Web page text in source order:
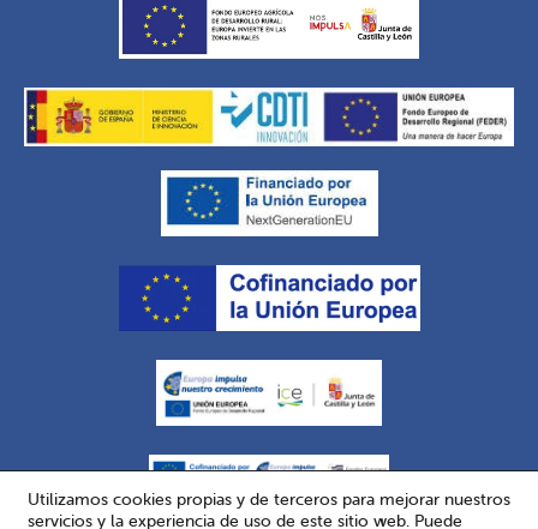
Utilizamos cookies propias y de terceros para mejorar nuestros
servicios y la experiencia de uso de este sitio web. Puede